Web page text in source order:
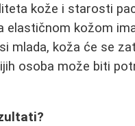
kože i starosti
elastičnom kožom
mlada, koža će se
osoba može biti